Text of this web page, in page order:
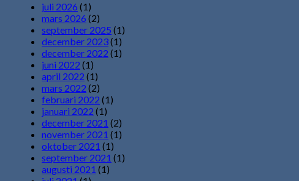
juli 2026 (1)
mars 2026 (2)
september 2025 (1)
december 2023(1)
december 2022 (1)
juni 2022 (1)
april 2022 (1)
mars 2022 (2)
februari 2022 (1)
januari 2022 (1)
december 2021 (2)
november 2021 (1)
oktober 2021 (1)
september 2021 (1)
augusti 2021 (1)